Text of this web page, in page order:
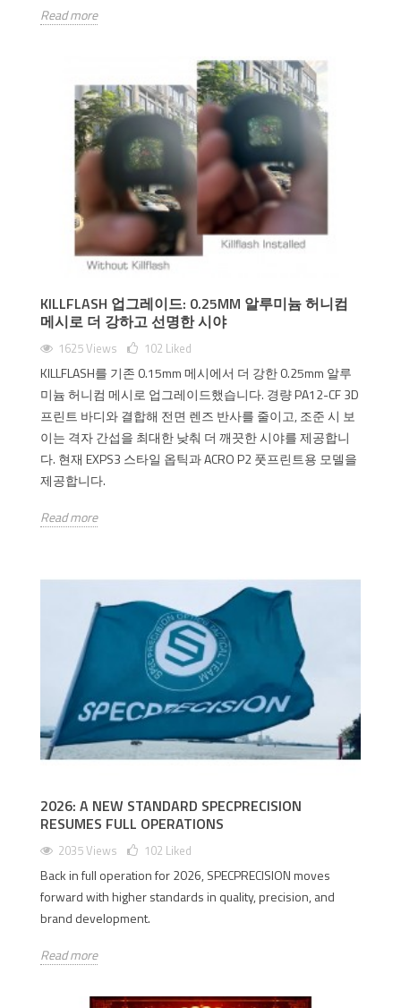
Read more
KILLFLASH 업그레이드: 0.25MM 알루미늄 허니컴
메시로 더 강하고 선명한 시야
1625 Views 102 Liked
KILLFLASH를 기존 0.15mm 메시에서 더 강한 0.25mm 알루
미늄 허니컴 메시로 업그레이드했습니다. 경량 PA12-CF 3D
프린트 바디와 결합해 전면 렌즈 반사를 줄이고, 조준 시 보
이는 격자 간섭을 최대한 낮춰 더 깨끗한 시야를 제공합니
다. 현재 EXPS3 스타일 옵틱과 ACRO P2 풋프린트용 모델을
제공합니다.
Read more
2026: A NEW STANDARD SPECPRECISION
RESUMES FULL OPERATIONS
2035 Views 102 Liked
Back in full operation for 2026, SPECPRECISION moves
forward with higher standards in quality, precision, and
brand development.
Read more